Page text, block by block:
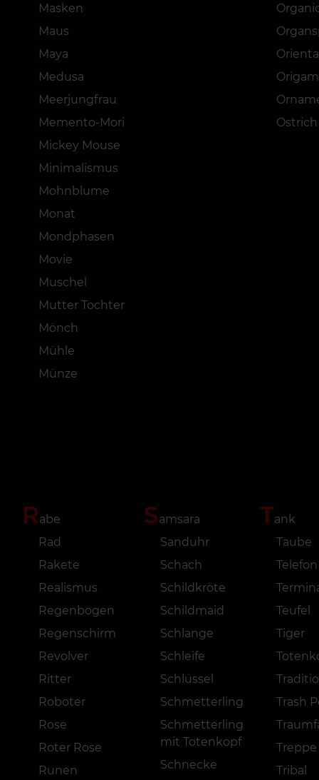
Masken
Maus
Maya
Medusa
Meerjungfrau
Memento-Mori
Mickey Mouse
Minimalismus
Mohnblume
Monat
Mondphasen
Movie
Muschel
Mutter Tochter
Mönch
Mühle
Münze
Ostrich
Rabe
Rad
Rakete
Realismus
Regenbogen
Regenschirm
Revolver
Ritter
Roboter
Rose
Roter Rose
Runen
Samsara
Sanduhr
Schach
Schildkröte
Schildmaid
Schlange
Schleife
Schlüssel
Schmetterling
Schmetterling
mit Totenkopf
Schnecke
Tank
Taube
Telefon
Teufel
Tiger
Trash
Treppe
Tribal